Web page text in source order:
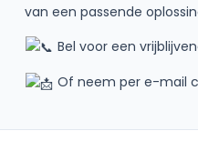
van een passende
Bel voor een
Of neem per e-mail